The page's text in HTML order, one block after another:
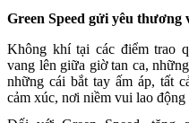
Green Speed gửi yêu thương
Không khí tại các điểm trao
vang lên giữa giờ tan ca,
những cái bắt tay ấm áp, tất
cảm xúc, nơi niềm vui lao